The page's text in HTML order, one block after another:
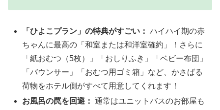
「ひよこプラン」の特典がすごい： ハイハイ期の赤
ちゃんに最高の「和室または和洋室確約」！さらに
「紙おむつ（5枚）」「おしりふき」「ベビー布団」
「バウンサー」「おむつ用ゴミ箱」など、かさばる
荷物をホテル側がすべて用意してくれます！
お風呂の罠を回避： 通常はユニットバスのお部屋も